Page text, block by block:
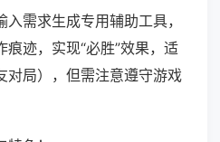
需求生成专用辅助工具，
迹，实现“必胜”效果，适
对局），但需注意遵守游戏